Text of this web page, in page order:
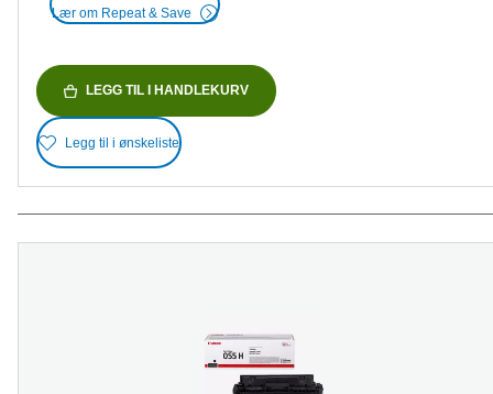
Lær om Repeat & Save
LEGG TIL I HANDLEKURV
Legg til i ønskeliste